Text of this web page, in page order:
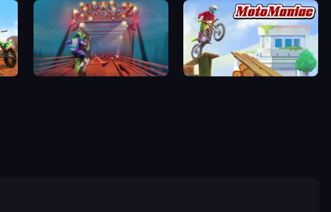
Bike Stunts Race Bike Games 3D Moto Maniac 2 Moto Maniac